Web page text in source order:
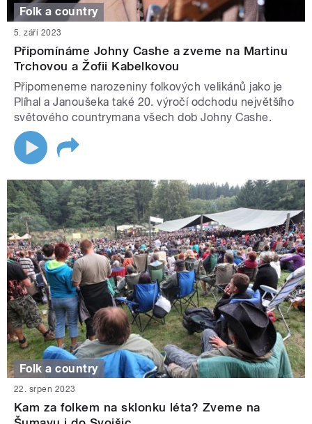
Folk a country
5. září 2023
Připomínáme Johny Cashe a zveme na Martinu
Trchovou a Žofii Kabelkovou
Připomeneme narozeniny folkových velikánů jako je
Plíhal a Janoušeka také 20. výročí odchodu největšího
světového countrymana všech dob Johny Cashe.
Folk a country
22. srpen 2023
Kam za folkem na sklonku léta? Zveme na